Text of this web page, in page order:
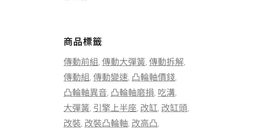
商品標籤
傳動前組 傳動大彈簧 傳動拆解
傳動組 傳動變速 凸輪軸價錢
凸輪軸異音 凸輪軸磨損 吃溝
大彈簧 引擎上半座 改缸 改缸頭
改裝 改裝凸輪軸 改高凸